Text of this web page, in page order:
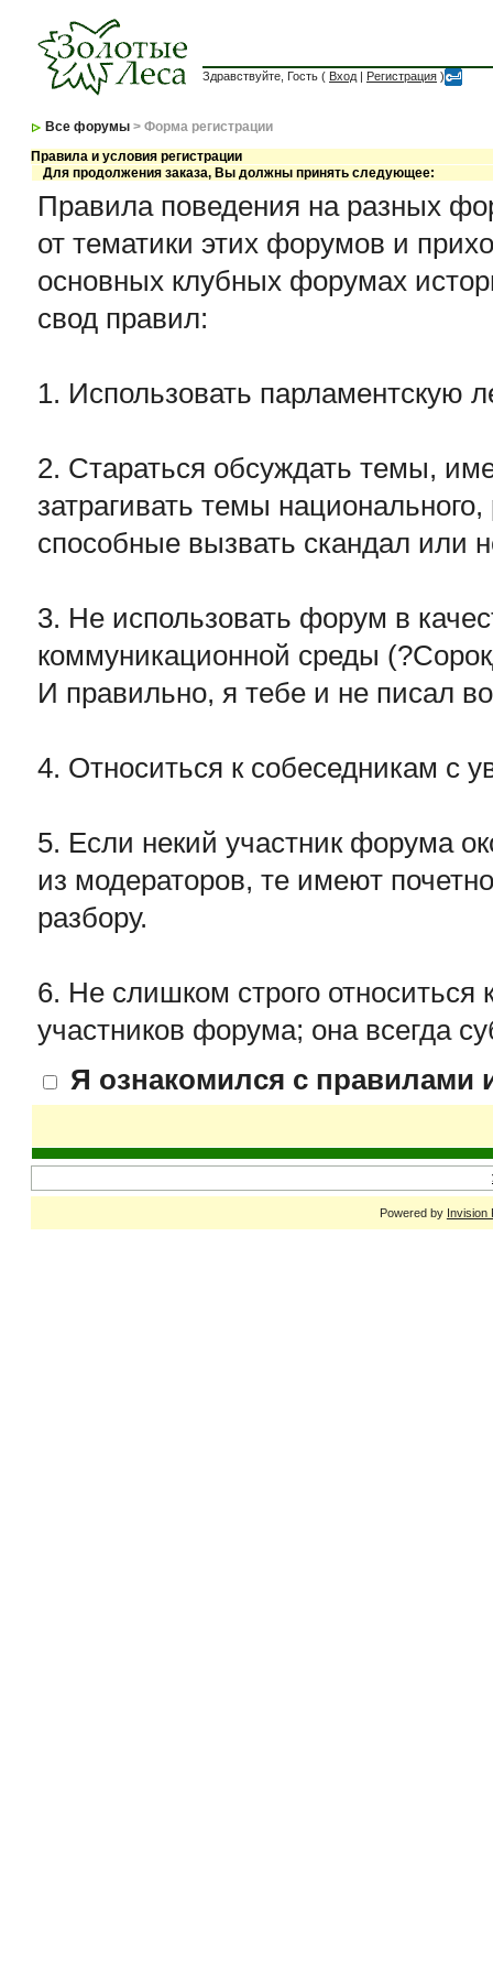
Здравствуйте, Гость ( Вход | Регистрация )
Все форумы > Форма регистрации
Правила и условия регистрации
Для продолжения заказа, Вы должны принять следующее:
Правила поведения на разных
от тематики этих форумов и
основных клубных форумах
свод правил:
1. Использовать парламентскую
2. Стараться обсуждать темы,
затрагивать темы
способные вызвать скандал или
3. Не использовать форум в
коммуникационной среды
И правильно, я тебе и не писал
4. Относиться к собеседникам с
5. Если некий участник форума
из модераторов, те имеют
разбору.
6. Не слишком строго относиться
участников форума; она всегда
Я ознакомился с правилами
Powered by Invision